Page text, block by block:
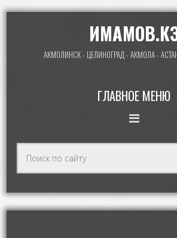
АКМОЛИНСК - ЦЕЛИНОГРАД - АКМОЛА -
ГЛАВНОЕ МЕНЮ